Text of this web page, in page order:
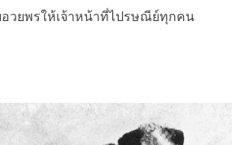
อวยพรให้เจ้าหน้าที่ไปรษณีย์ทุกคน